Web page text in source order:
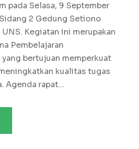
pada Selasa, 9 September
2 Gedung Setiono
Kegiatan ini merupakan
Pembelajaran
yang bertujuan memperkuat
kualitas tugas
Agenda rapat...